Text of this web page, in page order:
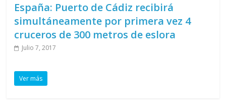
España: Puerto de Cádiz recibirá
simultáneamente por primera vez 4
cruceros de 300 metros de eslora
Julio 7, 2017
Ver más